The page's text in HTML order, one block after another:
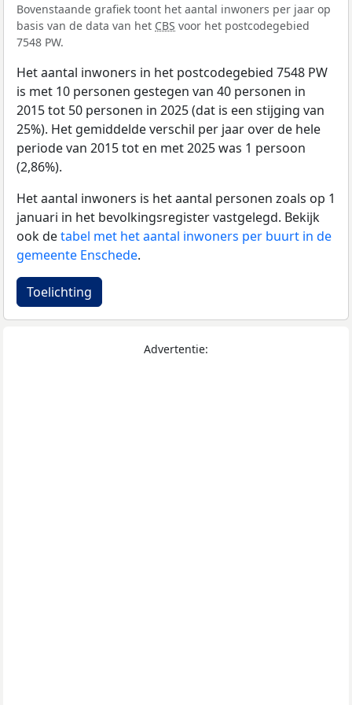
Bovenstaande grafiek toont het aantal inwoners per jaar op
basis van de data van het CBS voor het postcodegebied
7548 PW.
Het aantal inwoners in het postcodegebied 7548 PW
is met 10 personen gestegen van 40 personen in
2015 tot 50 personen in 2025 (dat is een stijging van
25%). Het gemiddelde verschil per jaar over de hele
periode van 2015 tot en met 2025 was 1 persoon
(2,86%).
Het aantal inwoners is het aantal personen zoals op 1
januari in het bevolkingsregister vastgelegd. Bekijk
ook detabel met het aantal inwoners per buurt in de
gemeente Enschede.
Toelichting
Advertentie: